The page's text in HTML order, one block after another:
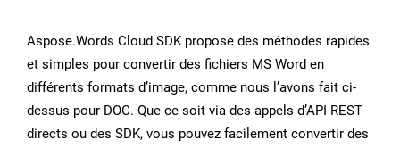
Aspose.Words Cloud SDK propose des méthodes rapides
et simples pour convertir des fichiers MS Word en
différents formats d’image, comme nous l’avons fait ci-
dessus pour DOC. Que ce soit via des appels d’API REST
directs ou des SDK, vous pouvez facilement convertir des